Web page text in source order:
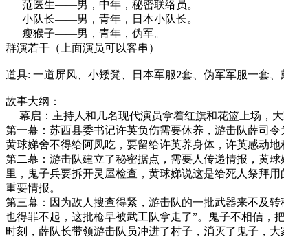
范医生——男，中年，秘密联络员。
小队长——男，青年，日本小队长。
瘦猴子——男，青年，伪军。
群演若干（上面演员可以客串）
道具: 一道屏风、小矮凳、日本军服2套、伪军军服一套
故事大纲：
幕启：主持人和几名现代演员拿着红旗和花篮上场，
第一幕：苏西县委书记许英负伤需要休养，游击队薛司
黄球娣舍不得给阿凤吃，要留给许英养身体，许英感动地
第二幕：游击队建立了秘密据点，需要人传递情报，黄
里，鬼子兵要拆开灵屋检查，黄球娣说这是给死人祭拜
重要情报。
第三幕：因为敌人搜查得紧，游击队的一批武器来不及
也得罪不起，这批枪早被武工队拿走了”。鬼子不相信，
时刻，薛队长带领游击队员冲进了村子，消灭了鬼子，